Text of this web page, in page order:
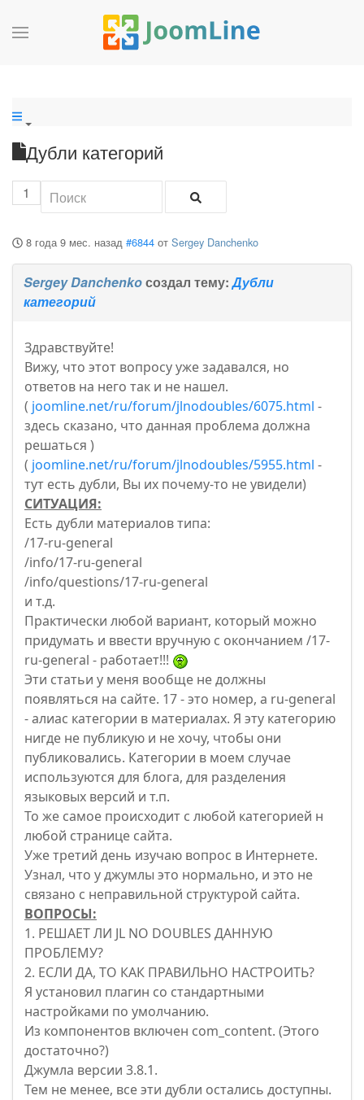
Дубли категорий
1
8 года 9 мес. назад #6844 от Sergey Danchenko
Sergey Danchenkoсоздал тему:Дубли
категорий
Здравствуйте!
Вижу, что этот вопросу уже задавался, но
ответов на него так и не нашел.
( joomline.net/ru/forum/jlnodoubles/6075.html -
здесь сказано, что данная проблема должна
решаться )
( joomline.net/ru/forum/jlnodoubles/5955.html -
тут есть дубли, Вы их почему-то не увидели)
СИТУАЦИЯ:
Есть дубли материалов типа:
/17-ru-general
/info/17-ru-general
/info/questions/17-ru-general
и т.д.
Практически любой вариант, который можно
придумать и ввести вручную с окончанием /17-
ru-general - работает!!!
Эти статьи у меня вообще не должны
появляться на сайте. 17 - это номер, а ru-general
- алиас категории в материалах. Я эту категорию
нигде не публикую и не хочу, чтобы они
публиковались. Категории в моем случае
используются для блога, для разделения
языковых версий и т.п.
То же самое происходит с любой категорией н
любой странице сайта.
Уже третий день изучаю вопрос в Интернете.
Узнал, что у джумлы это нормально, и это не
связано с неправильной структурой сайта.
ВОПРОСЫ:
1. РЕШАЕТ ЛИ JL NO DOUBLES ДАННУЮ
ПРОБЛЕМУ?
2. ЕСЛИ ДА, ТО КАК ПРАВИЛЬНО НАСТРОИТЬ?
Я установил плагин со стандартными
настройками по умолчанию.
Из компонентов включен com_content. (Этого
достаточно?)
Джумла версии 3.8.1.
Тем не менее, все эти дубли остались доступны.